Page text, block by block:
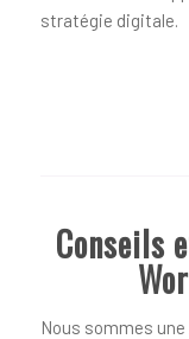
stratégie digitale.
Conseils
Nous sommes une